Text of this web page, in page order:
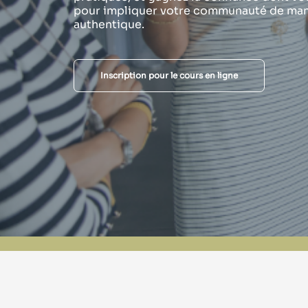
pour impliquer votre communauté de
authentique.
Inscription pour le cours en ligne